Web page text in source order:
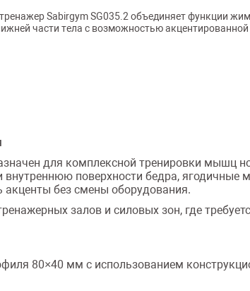
Sabirgym SG035.2 объединяет функции
части тела с возможностью
для комплексной тренировки мышц
внутреннюю поверхности бедра,
акценты без смены оборудования.
залов и силовых зон, где
80×40 мм с использованием